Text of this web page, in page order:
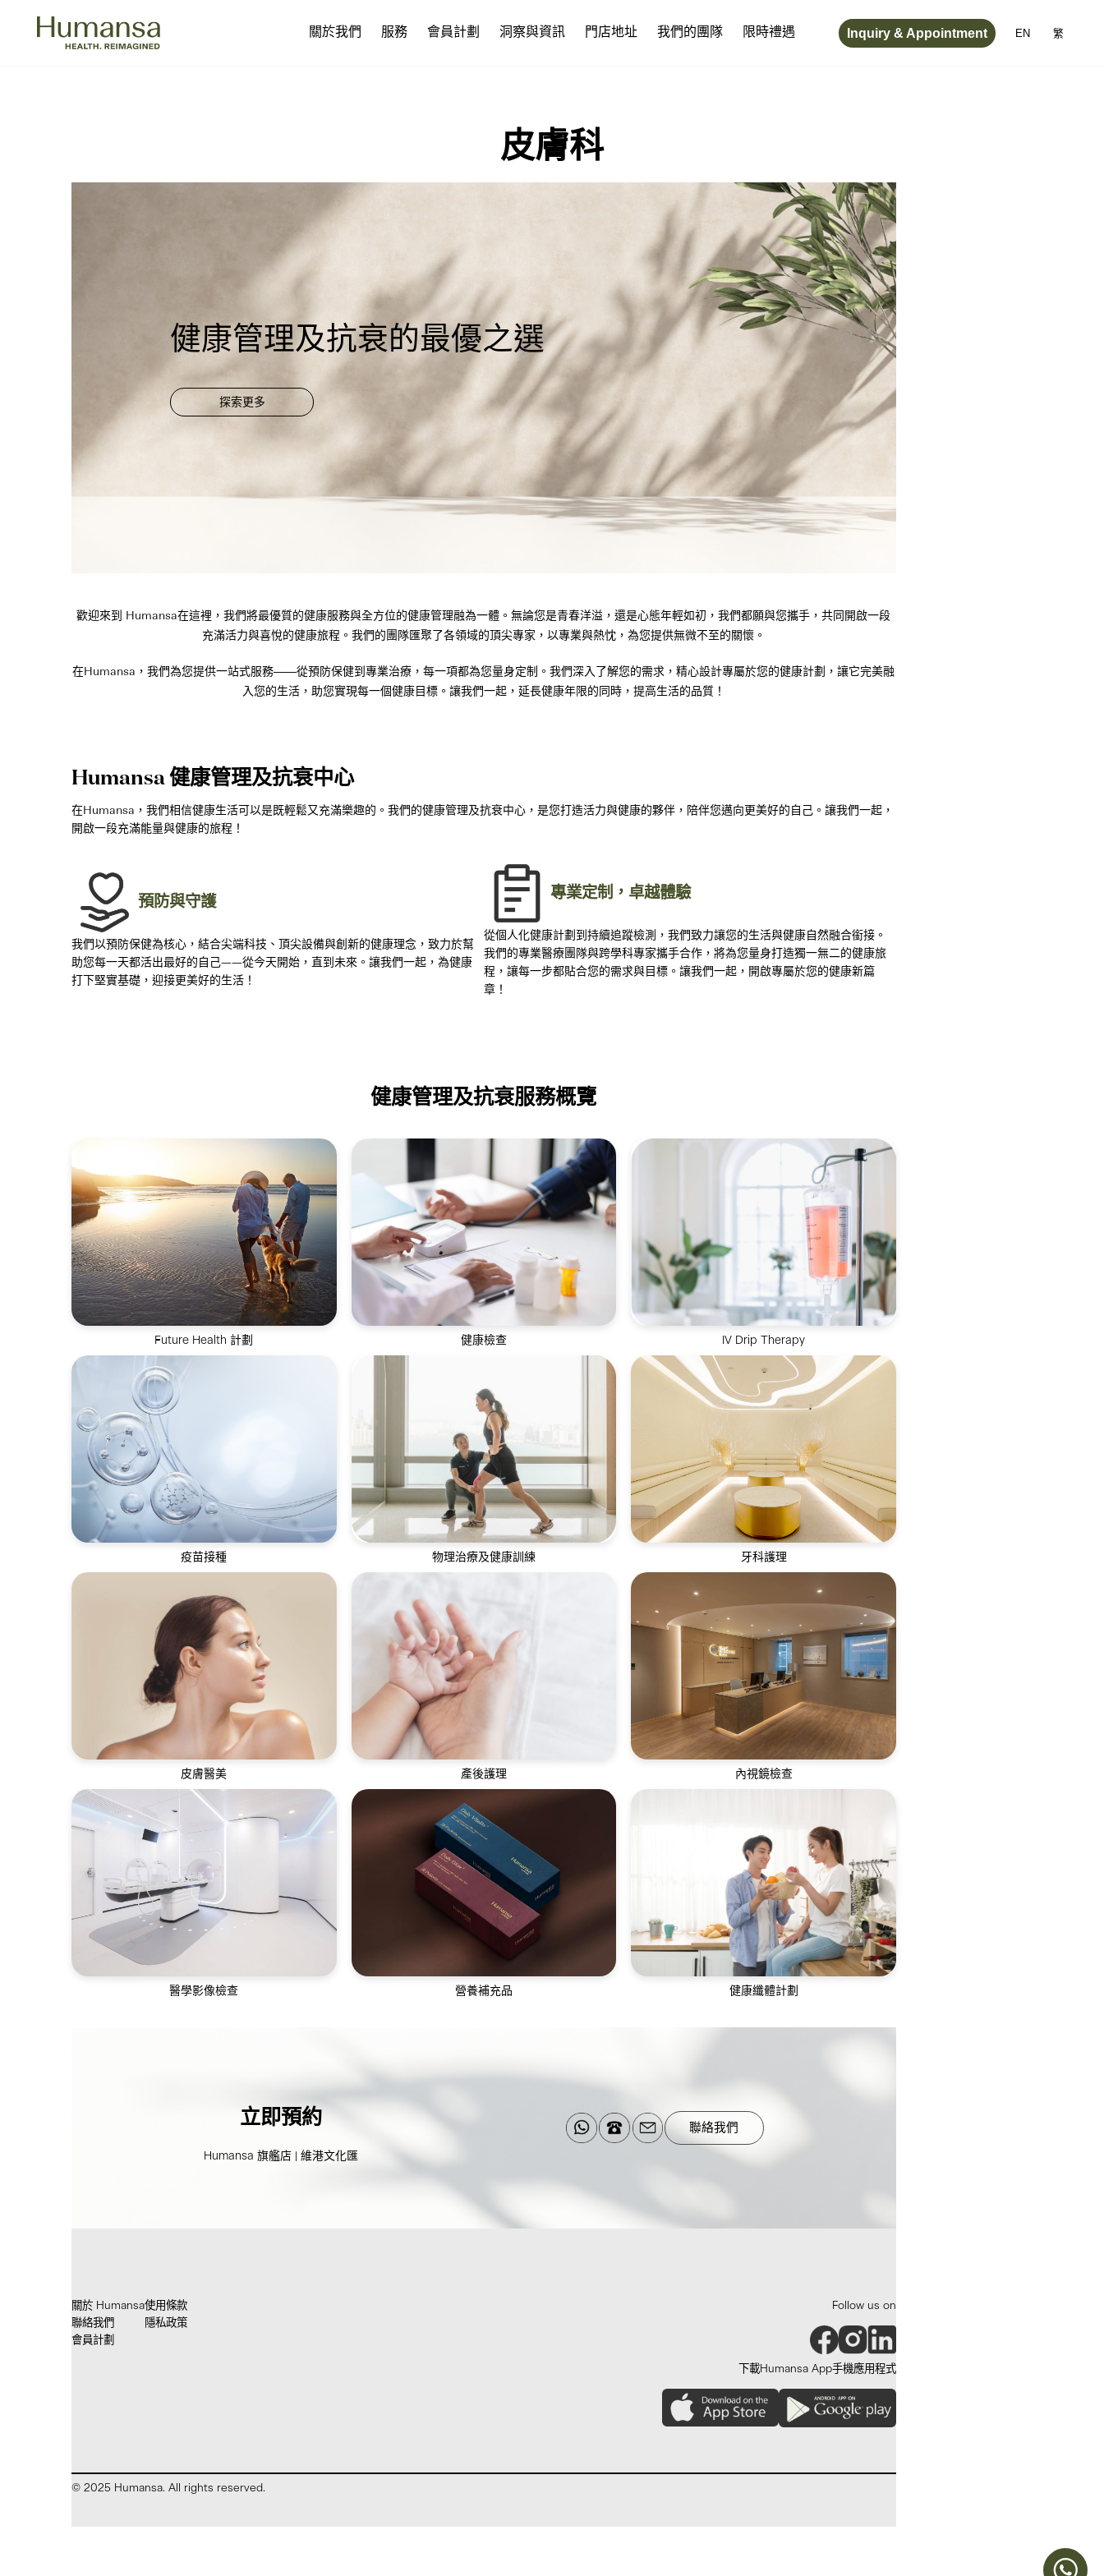
關於我們 服務 會員計劃 洞察與資訊 門店地址 我們的團隊 限時禮遇 Inquiry & Appointment EN 繁
皮膚科
健康管理及抗衰的最優之選
探索更多
歡迎來到 Humansa在這裡，我們將最優質的健康服務與全方位的健康管理融為一體。無論您是青春洋溢，還是心態年輕如初，我們都願與您攜手，共同開啟一段
充滿活力與喜悅的健康旅程。我們的團隊匯聚了各領域的頂尖專家，以專業與熱忱，為您提供無微不至的關懷。
在Humansa，我們為您提供一站式服務——從預防保健到專業治療，每一項都為您量身定制。我們深入了解您的需求，精心設計專屬於您的健康計劃，讓它完美融
入您的生活，助您實現每一個健康目標。讓我們一起，延長健康年限的同時，提高生活的品質！
Humansa 健康管理及抗衰中心
在Humansa，我們相信健康生活可以是既輕鬆又充滿樂趣的。我們的健康管理及抗衰中心，是您打造活力與健康的夥伴，陪伴您邁向更美好的自己。讓我們一起，
開啟一段充滿能量與健康的旅程！
預防與守護
我們以預防保健為核心，結合尖端科技、頂尖設備與創新的健康理念，致力於幫
助您每一天都活出最好的自己——從今天開始，直到未來。讓我們一起，為健康
打下堅實基礎，迎接更美好的生活！
專業定制，卓越體驗
從個人化健康計劃到持續追蹤檢測，我們致力讓您的生活與健康自然融合銜接。
我們的專業醫療團隊與跨學科專家攜手合作，將為您量身打造獨一無二的健康旅
程，讓每一步都貼合您的需求與目標。讓我們一起，開啟專屬於您的健康新篇
章！
健康管理及抗衰服務概覽
全方位健康抗衰解決方案，致力於逆轉生物
年齡並延長健康壽命
Future Health 計劃
定期進行身體檢查有助了解個人身體狀況並
發現潛在的健康問題
健康檢查
通過靜脈輸液方式高效補充關鍵營養素，促
進吸收效率，成就最佳健康狀態
IV Drip Therapy
疫苗有助預防和控制疾病傳播，提升身體面
對各種疾病的免疫力
疫苗接種
我們的物理治療師及私人教練團隊為顧客訂
立專屬及高效的體能訓練計劃
物理治療及健康訓練
全方位口腔護理服務，提供修復治療、牙周
護理、功能治療及牙齒美容
牙科護理
通過全方位的皮膚評估及美容護理，幫助不
同年齡層解決皮膚問題
皮膚醫美
全天候一對一母嬰護理師，讓產後媽媽調養
身心，建立母嬰親密連結
產後護理
專業細心、臨床經驗豐富的專科醫生及護士
團隊為您提供胃鏡、大腸鏡、膀胱鏡、乙狀
結腸鏡檢查
內視鏡檢查
醫學影像檢查 營養補充品 健康纖體計劃
立即預約
Humansa 旗艦店 | 維港文化匯
聯絡我們
關於 Humansa
聯絡我們
會員計劃
使用條款
隱私政策
Follow us on
下載Humansa App手機應用程式
© 2025 Humansa. All rights reserved.